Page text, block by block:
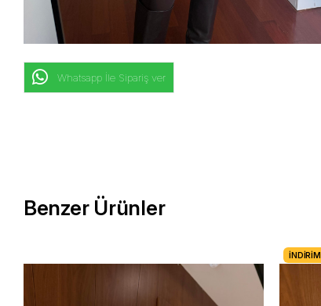
Whatsapp İle Sipariş ver
Benzer Ürünler
İNDIRIM